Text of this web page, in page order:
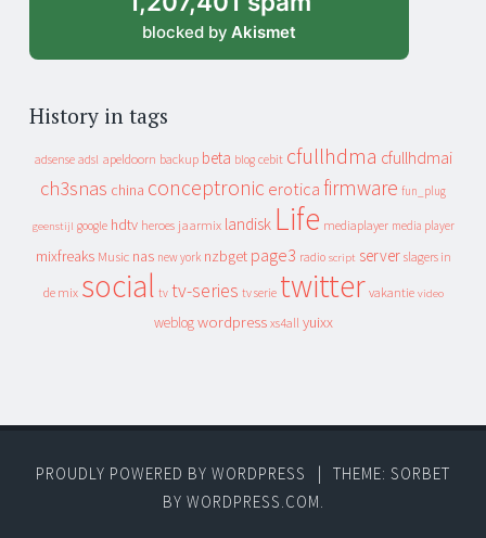
blocked by Akismet
History in tags
adsense adsl apeldoorn backup beta blog cebit cfullhdma cfullhdmai
ch3snas china conceptronic erotica firmware fun_plug
geenstijl google hdtv heroes jaarmix landisk Life mediaplayer media player
mixfreaks Music nas new york nzbget page3 radio script server slagers in
de mix social tv tv-series tv serie twitter vakantie video
weblog wordpress xs4all yuixx
PROUDLY POWERED BY WORDPRESS
THEME: SORBET
BY WORDPRESS.COM.